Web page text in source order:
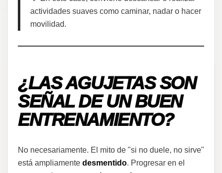
actividades suaves como caminar, nadar o hacer
movilidad.
¿LAS AGUJETAS SON
SEÑAL DE UN BUEN
ENTRENAMIENTO?
No necesariamente. El mito de "si no duele, no sirve"
está ampliamente desmentido. Progresar en el